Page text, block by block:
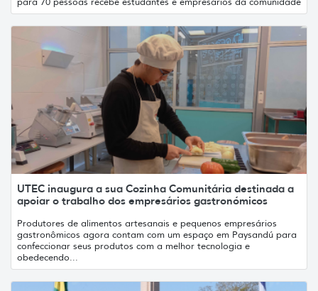
UTEC inaugura a sua Cozinha Comunitária destinada a
apoiar o trabalho dos empresários gastronómicos
Produtores de alimentos artesanais e pequenos empresários
gastronômicos agora contam com um espaço em Paysandú para
confeccionar seus produtos com a melhor tecnologia e
obedecendo...